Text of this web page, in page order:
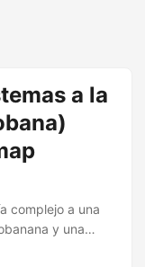
a la
complejo a una
y una
abstracto Ciclo
Engineering.